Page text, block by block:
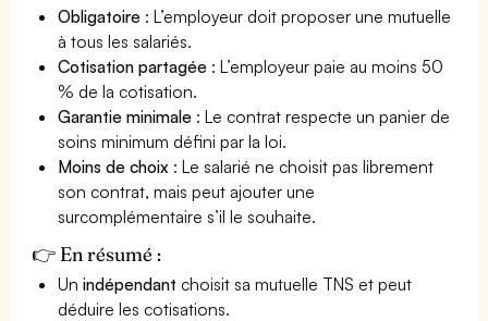
Obligatoire : L’employeur doit proposer une mutuelle
à tous les salariés.
Cotisation partagée : L’employeur paie au moins 50
% de la cotisation.
Garantie minimale : Le contrat respecte un panier de
soins minimum défini par la loi.
Moins de choix : Le salarié ne choisit pas librement
son contrat, mais peut ajouter une
surcomplémentaire s’il le souhaite.
👉 En résumé :
Unindépendant choisit sa mutuelle TNS et peut
déduire les cotisations.